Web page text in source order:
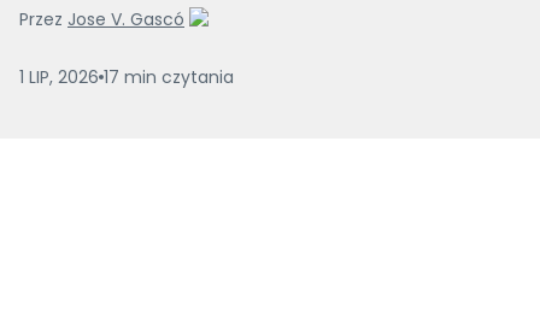
Przez Jose V. Gascó
1 LIP, 2026 17 min czytania